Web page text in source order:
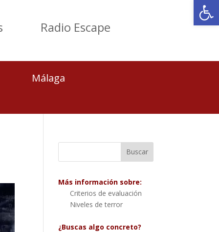
Radio Escape
Málaga
Más información sobre:
Criterios de evaluación
Niveles de terror
¿Buscas algo concreto?